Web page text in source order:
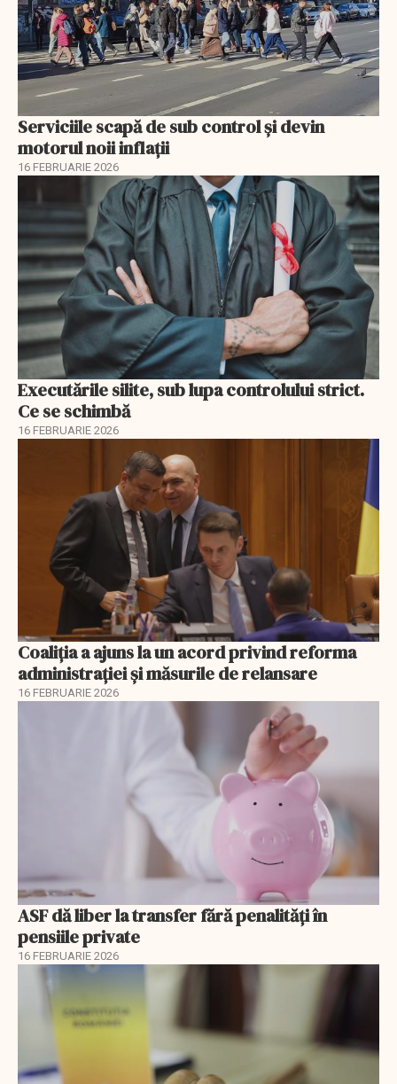
Serviciile scapă de sub control și devin
motorul noii inflații
16 FEBRUARIE 2026
Executările silite, sub lupa controlului strict.
Ce se schimbă
16 FEBRUARIE 2026
Coaliția a ajuns la un acord privind reforma
administrației și măsurile de relansare
16 FEBRUARIE 2026
ASF dă liber la transfer fără penalități în
pensiile private
16 FEBRUARIE 2026